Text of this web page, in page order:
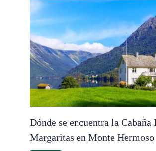
Dónde se encuentra la Cabaña
Margaritas en Monte Hermoso